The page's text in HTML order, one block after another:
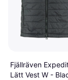
Fjällräven
Lätt Vest W -